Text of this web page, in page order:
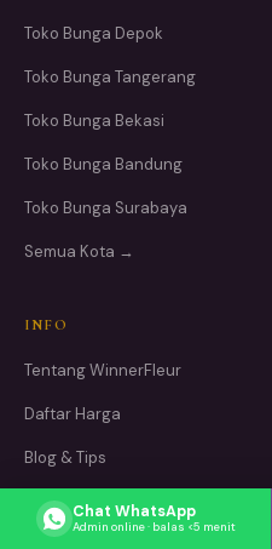
Toko Bunga Depok
Toko Bunga Tangerang
Toko Bunga Bekasi
Toko Bunga Bandung
Toko Bunga Surabaya
Semua Kota →
INFO
Tentang WinnerFleur
Daftar Harga
Blog & Tips
Cara PesanChat WhatsApp
Admin online · balas <5 menit